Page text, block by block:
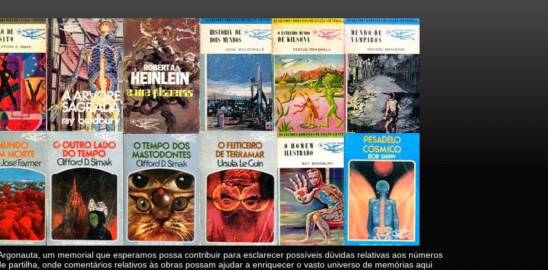
um memorial que esperamos possa contribuir para esclarecer possíveis dúvidas relativas aos números
partilha, onde comentários relativos às obras possam ajudar a enriquecer o vasto universo de memórias aqui